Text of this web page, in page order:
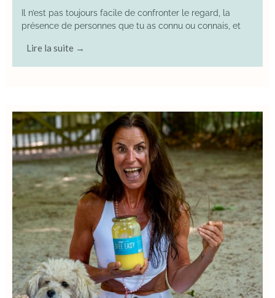
Il n’est pas toujours facile de confronter le regard, la
présence de personnes que tu as connu ou connais, et
Lire la suite →